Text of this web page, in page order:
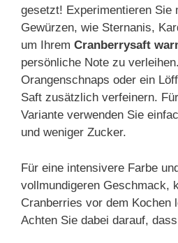
gesetzt! Experimentieren Sie
Gewürzen, wie Sternanis,
um Ihrem Cranberrysaft
persönliche Note zu
Orangenschnaps oder ein
Saft zusätzlich verfeinern.
Variante verwenden Sie
und weniger Zucker.
Für eine intensivere Farbe
vollmundigeren Geschmack,
Cranberries vor dem Kochen
Achten Sie dabei darauf,